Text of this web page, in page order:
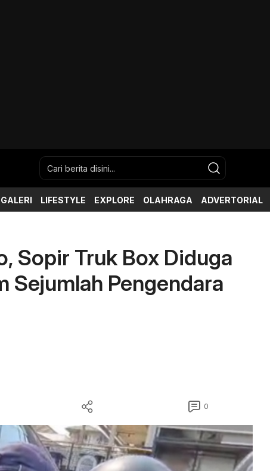
GALERI LIFESTYLE EXPLORE OLAHRAGA ADVERTORIAL
Sopir Truk Box Diduga
Sejumlah Pengendara
0